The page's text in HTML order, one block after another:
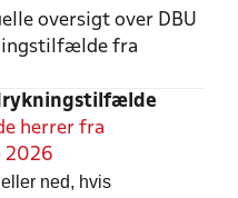
oversigt over DBU
fra
herrer fra
2026
ned, hvis